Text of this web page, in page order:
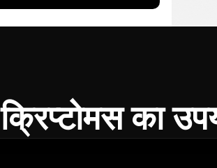
क्रिप्टोमस का